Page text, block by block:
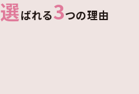
選ばれる3つの理由